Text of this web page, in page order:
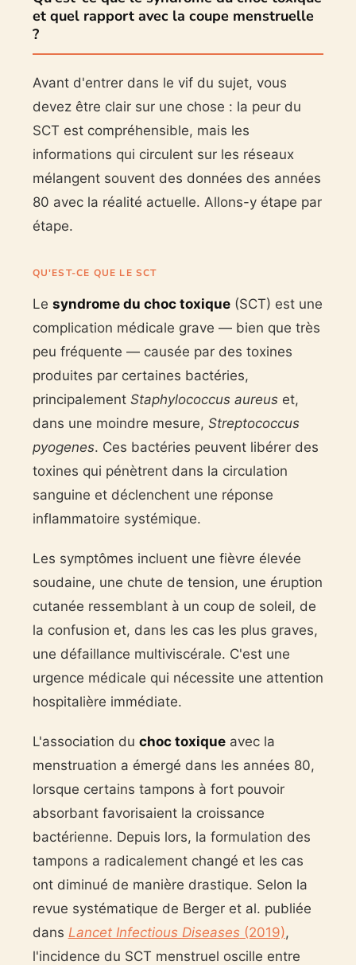
et quel rapport avec la coupe menstruelle
?
Avant d'entrer dans le vif du sujet, vous
devez être clair sur une chose : la peur du
SCT est compréhensible, mais les
informations qui circulent sur les réseaux
mélangent souvent des données des années
80 avec la réalité actuelle. Allons-y étape par
étape.
QU'EST-CE QUE LE SCT
Le syndrome du choc toxique(SCT) est une
complication médicale grave — bien que très
peu fréquente — causée par des toxines
produites par certaines bactéries,
principalement Staphylococcus aureuset,
dans une moindre mesure, Streptococcus
pyogenes. Ces bactéries peuvent libérer des
toxines qui pénètrent dans la circulation
sanguine et déclenchent une réponse
inflammatoire systémique.
Les symptômes incluent une fièvre élevée
soudaine, une chute de tension, une éruption
cutanée ressemblant à un coup de soleil, de
la confusion et, dans les cas les plus graves,
une défaillance multiviscérale. C'est une
urgence médicale qui nécessite une attention
hospitalière immédiate.
L'association du choc toxiqueavec la
menstruation a émergé dans les années 80,
lorsque certains tampons à fort pouvoir
absorbant favorisaient la croissance
bactérienne. Depuis lors, la formulation des
tampons a radicalement changé et les cas
ont diminué de manière drastique. Selon la
revue systématique de Berger et al. publiée
dans Lancet Infectious Diseases(2019),
l'incidence du SCT menstruel oscille entre